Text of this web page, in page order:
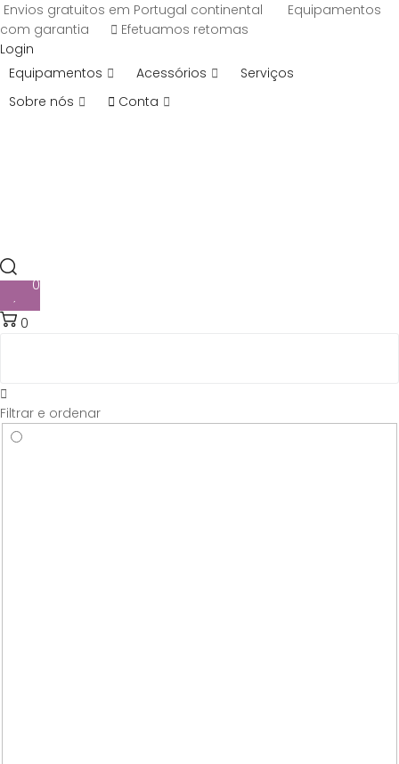
Envios gratuitos em Portugal continental
Equipamentos
com garantia
Efetuamos retomas
Login
Equipamentos
Acessórios
Serviços
Sobre nós
Conta
0
0
Filtrar e ordenar